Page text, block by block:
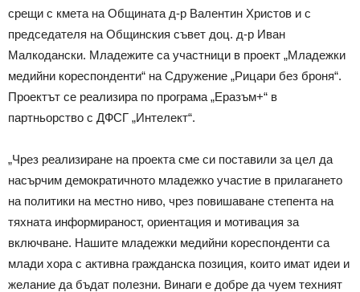
срещи с кмета на Общината д-р Валентин Христов и с
председателя на Общинския съвет доц. д-р Иван
Малкодански. Младежите са участници в проект „Младежки
медийни кореспонденти“ на Сдружение „Рицари без броня“.
Проектът се реализира по програма „Еразъм+“ в
партньорство с ДФСГ „Интелект“.
„Чрез реализиране на проекта сме си поставили за цел да
насърчим демократичното младежко участие в прилагането
на политики на местно ниво, чрез повишаване степента на
тяхната информираност, ориентация и мотивация за
включване. Нашите младежки медийни кореспонденти са
млади хора с активна гражданска позиция, които имат идеи и
желание да бъдат полезни. Винаги е добре да чуем техният